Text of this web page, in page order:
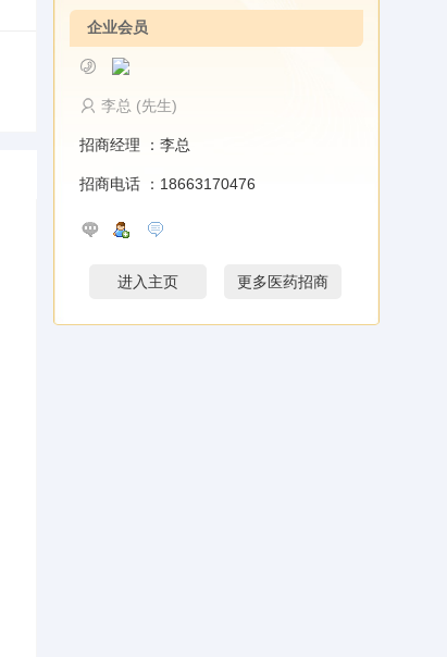
企业会员
李总 (先生)
招商经理 ： 李总
招商电话 ： 18663170476
进入主页 更多医药招商